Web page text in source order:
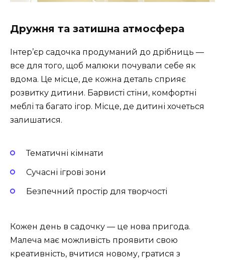
Дружня та затишна атмосфера
Інтер’єр садочка продуманий до дрібниць —
все для того, щоб малюки почували себе як
вдома. Це місце, де кожна деталь сприяє
розвитку дитини. Барвисті стіни, комфортні
меблі та багато ігор. Місце, де дитині хочеться
залишатися.
Тематичні кімнати
Сучасні ігрові зони
Безпечний простір для творчості
Кожен день в садочку — це нова пригода.
Малеча має можливість проявити свою
креативність, вчитися новому, гратися з